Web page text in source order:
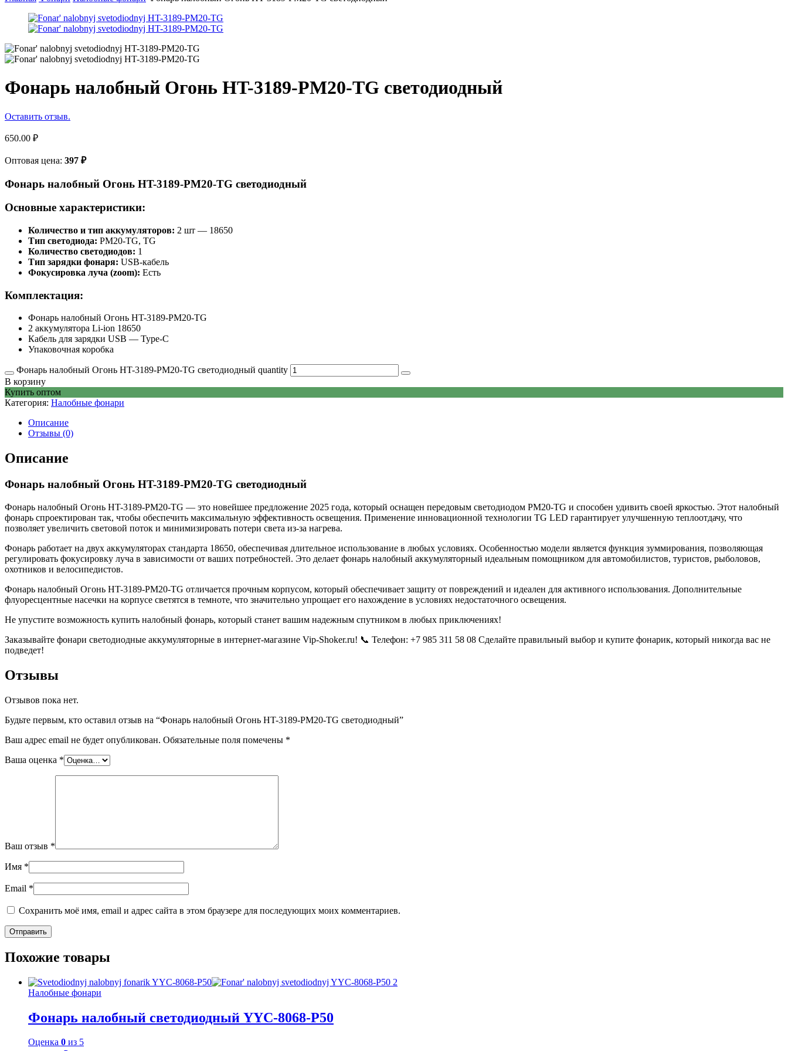
Фонарь налобный Огонь HT-3189-PM20-TG светодиодный
Оставить отзыв.
650.00 ₽
Оптовая цена: 397 ₽
Фонарь налобный Огонь HT-3189-PM20-TG светодиодный
Основные характеристики:
Количество и тип аккумуляторов: 2 шт — 18650
Тип светодиода: PM20-TG, TG
Количество светодиодов: 1
Тип зарядки фонаря: USB-кабель
Фокусировка луча (zoom): Есть
Комплектация:
Фонарь налобный Огонь HT-3189-PM20-TG
2 аккумулятора Li-ion 18650
Кабель для зарядки USB — Type-C
Упаковочная коробка
Фонарь налобный Огонь HT-3189-PM20-TG светодиодный quantity
В корзину
Купить оптом
Категория: Налобные фонари
Описание
Отзывы (0)
Описание
Фонарь налобный Огонь HT-3189-PM20-TG светодиодный
Фонарь налобный Огонь HT-3189-PM20-TG — это новейшее предложение 2025 года, который оснащен передовым светодиодом PM20-TG и способен удивить своей яркостью. Этот налобный
фонарь спроектирован так, чтобы обеспечить максимальную эффективность освещения. Применение инновационной технологии TG LED гарантирует улучшенную теплоотдачу, что
позволяет увеличить световой поток и минимизировать потери света из-за нагрева.
Фонарь работает на двух аккумуляторах стандарта 18650, обеспечивая длительное использование в любых условиях. Особенностью модели является функция зуммирования, позволяющая
регулировать фокусировку луча в зависимости от ваших потребностей. Это делает фонарь налобный аккумуляторный идеальным помощником для автомобилистов, туристов, рыболовов,
охотников и велосипедистов.
Фонарь налобный Огонь HT-3189-PM20-TG отличается прочным корпусом, который обеспечивает защиту от повреждений и идеален для активного использования. Дополнительные
флуоресцентные насечки на корпусе светятся в темноте, что значительно упрощает его нахождение в условиях недостаточного освещения.
Не упустите возможность купить налобный фонарь, который станет вашим надежным спутником в любых приключениях!
Заказывайте фонари светодиодные аккумуляторные в интернет-магазине Vip-Shoker.ru! 📞 Телефон: +7 985 311 58 08 Сделайте правильный выбор и купите фонарик, который никогда вас не
подведет!
Отзывы
Отзывов пока нет.
Будьте первым, кто оставил отзыв на “Фонарь налобный Огонь HT-3189-PM20-TG светодиодный”
Ваш адрес email не будет опубликован. Обязательные поля помечены *
Ваша оценка *
Ваш отзыв *
Имя *
Email *
Сохранить моё имя, email и адрес сайта в этом браузере для последующих моих комментариев.
Похожие товары
Налобные фонари
Фонарь налобный светодиодный YYC-8068-P50
Оценка 0 из 5